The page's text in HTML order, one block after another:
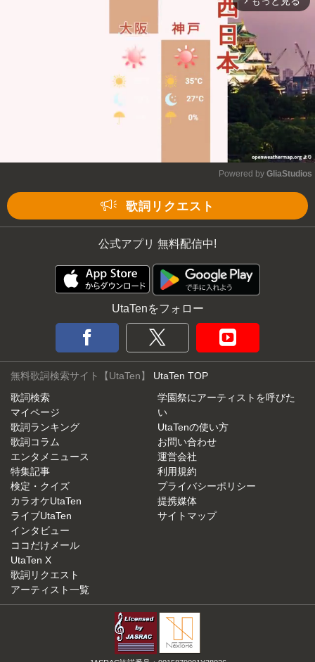
Powered by GliaStudios
歌詞リクエスト
公式アプリ 無料配信中!
UtaTenをフォロー
無料歌詞検索サイト【UtaTen】 UtaTen TOP
歌詞検索
マイページ
歌詞ランキング
歌詞コラム
エンタメニュース
特集記事
検定・クイズ
カラオケUtaTen
ライブUtaTen
インタビュー
ココだけメール
UtaTen X
歌詞リクエスト
アーティスト一覧
学園祭にアーティストを呼びた
い
UtaTenの使い方
お問い合わせ
運営会社
利用規約
プライバシーポリシー
提携媒体
サイトマップ